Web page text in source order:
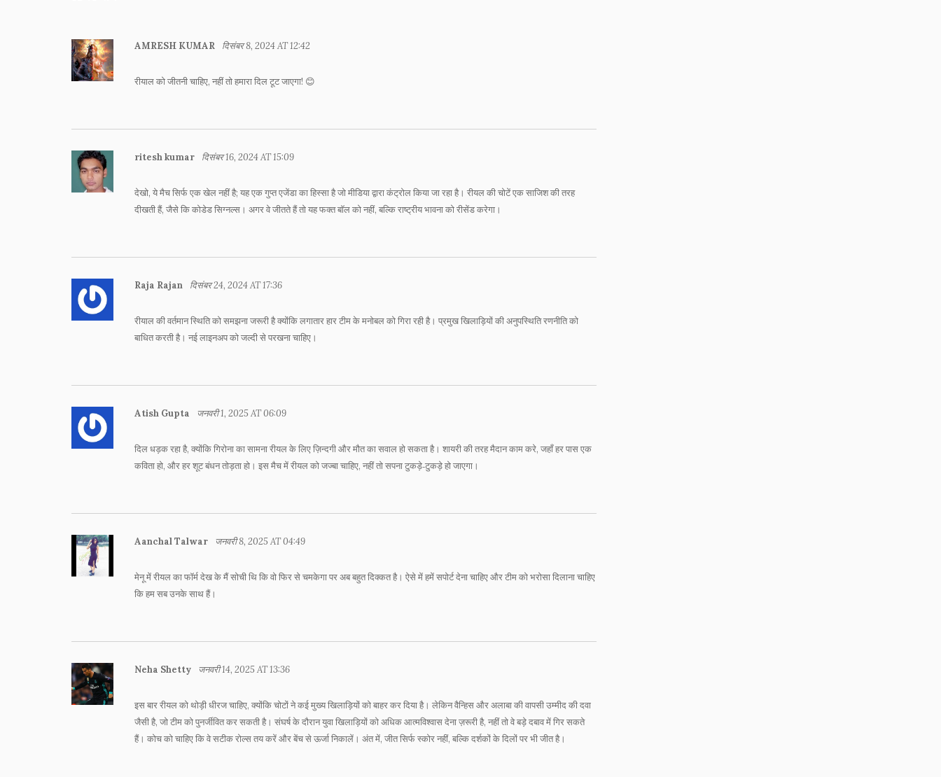
AMRESH KUMAR दिसंबर 8, 2024 AT 12:42
रीयाल को जीतनी चाहिए, नहीं तो हमारा दिल टूट जाएगा! 😊
ritesh kumar दिसंबर 16, 2024 AT 15:09
देखो, ये मैच सिर्फ एक खेल नहीं है; यह एक गुप्त एजेंडा का हिस्सा है जो मीडिया द्वारा कंट्रोल किया जा रहा है। रीयल की चोटें एक साजिश की तरह
दीखती हैं, जैसे कि कोडेड सिग्नल्स। अगर वे जीतते हैं तो यह फक्त बॉल को नहीं, बल्कि राष्ट्रीय भावना को रीसेंड करेगा।
Raja Rajan दिसंबर 24, 2024 AT 17:36
रीयाल की वर्तमान स्थिति को समझना जरूरी है क्योंकि लगातार हार टीम के मनोबल को गिरा रही है। प्रमुख खिलाड़ियों की अनुपस्थिति रणनीति को
बाधित करती है। नई लाइनअप को जल्दी से परखना चाहिए।
Atish Gupta जनवरी 1, 2025 AT 06:09
दिल धड़क रहा है, क्योंकि गिरोना का सामना रीयल के लिए ज़िन्दगी और मौत का सवाल हो सकता है। शायरी की तरह मैदान काम करे, जहाँ हर पास एक
कविता हो, और हर शूट बंधन तोड़ता हो। इस मैच में रीयल को जज्बा चाहिए, नहीं तो सपना टुकड़े‑टुकड़े हो जाएगा।
Aanchal Talwar जनवरी 8, 2025 AT 04:49
मेनू में रीयल का फॉर्म देख के मैं सोची थि कि वो फिर से चमकेगा पर अब बहुत दिक्कत है। ऐसे में हमें सपोर्ट देना चाहिए और टीम को भरोसा दिलाना चाहिए
कि हम सब उनके साथ हैं।
Neha Shetty जनवरी 14, 2025 AT 13:36
इस बार रीयल को थोड़ी धीरज चाहिए, क्योंकि चोटों ने कई मुख्य खिलाड़ियों को बाहर कर दिया है। लेकिन वैन्हिस और अलाबा की वापसी उम्मीद की दवा
जैसी है, जो टीम को पुनर्जीवित कर सकती है। संघर्ष के दौरान युवा खिलाड़ियों को अधिक आत्मविश्वास देना ज़रूरी है, नहीं तो वे बड़े दबाव में गिर सकते
हैं। कोच को चाहिए कि वे सटीक रोल्स तय करें और बेंच से ऊर्जा निकालें। अंत में, जीत सिर्फ स्कोर नहीं, बल्कि दर्शकों के दिलों पर भी जीत है।